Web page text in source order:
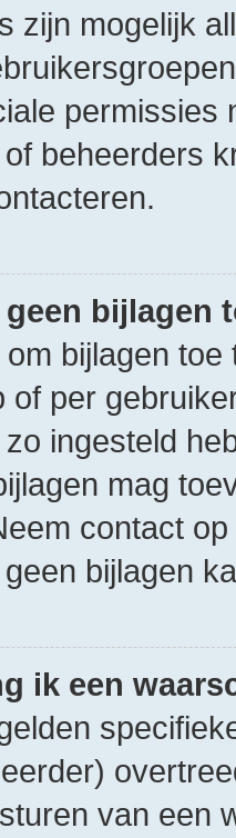
zijn mogelijk
permissies
beheerders
bijlagen
bijlagen
of per
ingesteld
mag
contact
bijlagen
ik een
van een